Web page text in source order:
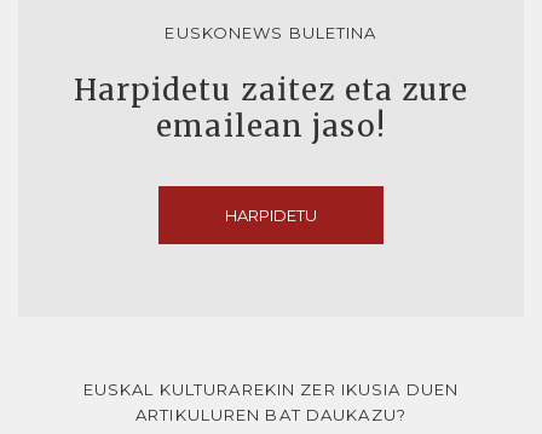
EUSKONEWS BULETINA
Harpidetu zaitez eta zure
emailean jaso!
HARPIDETU
EUSKAL KULTURAREKIN ZER IKUSIA DUEN
ARTIKULUREN BAT DAUKAZU?